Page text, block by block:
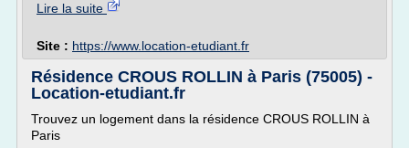
Lire la suite
Site : https://www.location-etudiant.fr
Résidence CROUS ROLLIN à Paris (75005) -
Location-etudiant.fr
Trouvez un logement dans la résidence CROUS ROLLIN à
Paris